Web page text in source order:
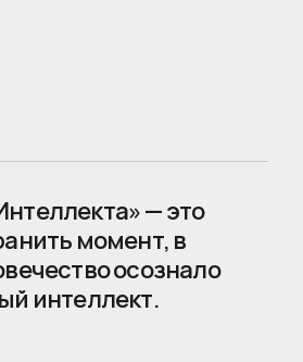
— это
момент, в
осознало
интеллект.